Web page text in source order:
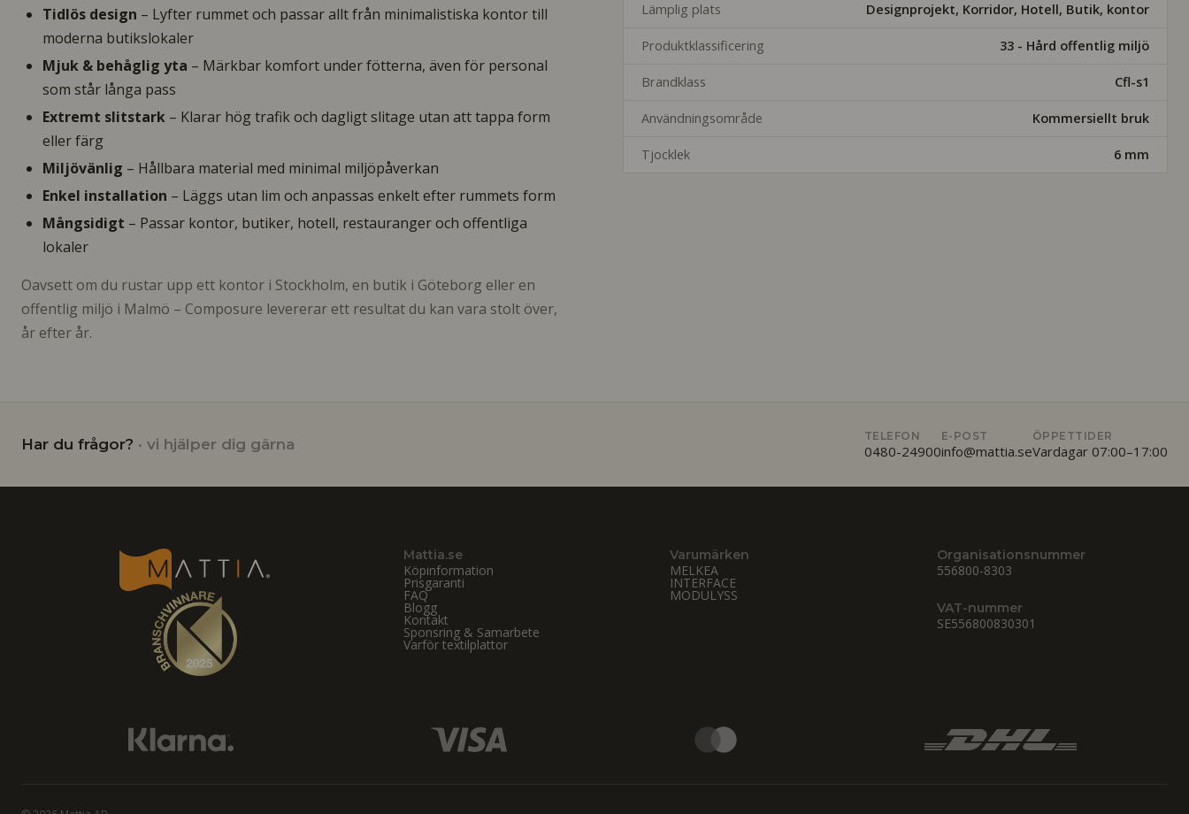
Tidlös design – Lyfter rummet och passar allt från minimalistiska kontor till
moderna butikslokaler
Mjuk & behåglig yta – Märkbar komfort under fötterna, även för personal
som står långa pass
Extremt slitstark – Klarar hög trafik och dagligt slitage utan att tappa form
eller färg
Miljövänlig – Hållbara material med minimal miljöpåverkan
Enkel installation – Läggs utan lim och anpassas enkelt efter rummets form
Mångsidigt – Passar kontor, butiker, hotell, restauranger och offentliga
lokaler
Oavsett om du rustar upp ett kontor i Stockholm, en butik i Göteborg eller en
offentlig miljö i Malmö – Composure levererar ett resultat du kan vara stolt över,
år efter år.
Lämplig plats Designprojekt, Korridor, Hotell, Butik, kontor
Produktklassificering 33 - Hård offentlig miljö
Brandklass Cfl-s1
Användningsområde Kommersiellt bruk
Tjocklek 6 mm
Har du frågor? · vi hjälper dig gärna TELEFON
0480-24900
E-POST
info@mattia.se
ÖPPETTIDER
Vardagar 07:00–17:00
Mattia.se
Köpinformation
Prisgaranti
FAQ
Blogg
Kontakt
Sponsring & Samarbete
Varför textilplattor
Varumärken
MELKEA
INTERFACE
MODULYSS
Organisationsnummer
556800-8303
VAT-nummer
SE556800830301